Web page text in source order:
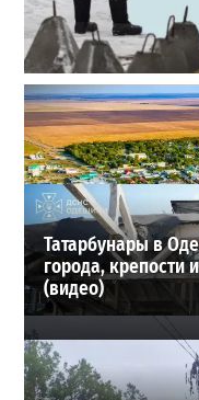
Полковник ВСУ
новое наступление
27-07-2026 в 11:19
ВИБОР РЕДАКЦИИ
Татарбунары в
города, крепости
(видео)